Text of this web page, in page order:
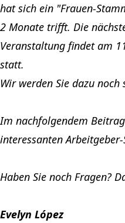
hat sich ein "Frauen-
2 Monate trifft. Die
Veranstaltung findet am
statt.
Wir werden Sie dazu
Im nachfolgendem
interessanten
Haben Sie noch Fragen?
Evelyn López